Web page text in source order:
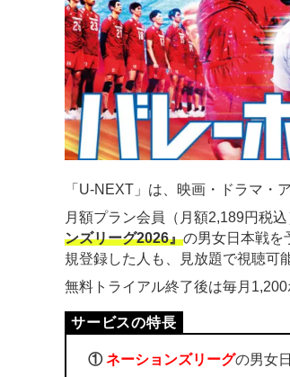
「U-NEXT」は、映画・ドラマ・
月額プラン会員（月額2,189円税
ンズリーグ2026』の男女日本戦を
規登録した人も、見放題で視聴可能
無料トライアル終了後は毎月
① ネーションズリーグの男女